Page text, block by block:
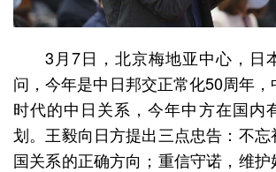
3月7日，北京梅地亚中心，日
问，今年是中日邦交正常化50周年
时代的中日关系，今年中方在国内
划。王毅向日方提出三点忠告：不
国关系的正确方向；重信守诺，维